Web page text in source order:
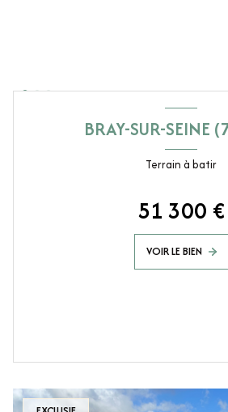
BRAY-SUR-SEINE
Terrain à batir
51 300 €
VOIR LE BIEN